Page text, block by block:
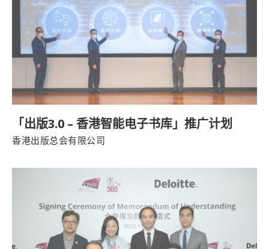
「出版3.0 – 香港智能电子书库」推广计划
香港出版总会有限公司